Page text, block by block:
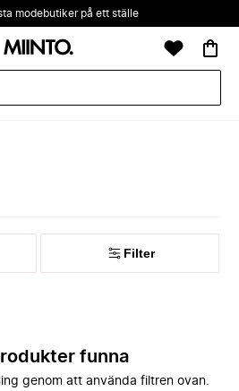
modebutiker på ett ställe
Filter
funna
genom att använda filtren ovan.